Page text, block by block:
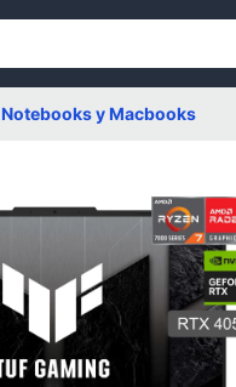
Notebooks y Macbooks